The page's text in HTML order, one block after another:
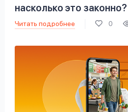
насколько это законно?
Читать подробнее 0